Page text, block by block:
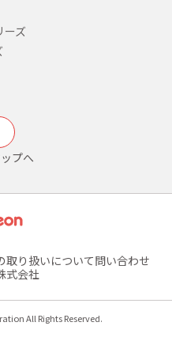
ーズ
プへ
取り扱いについて問い合わせ
式会社
All Rights Reserved.